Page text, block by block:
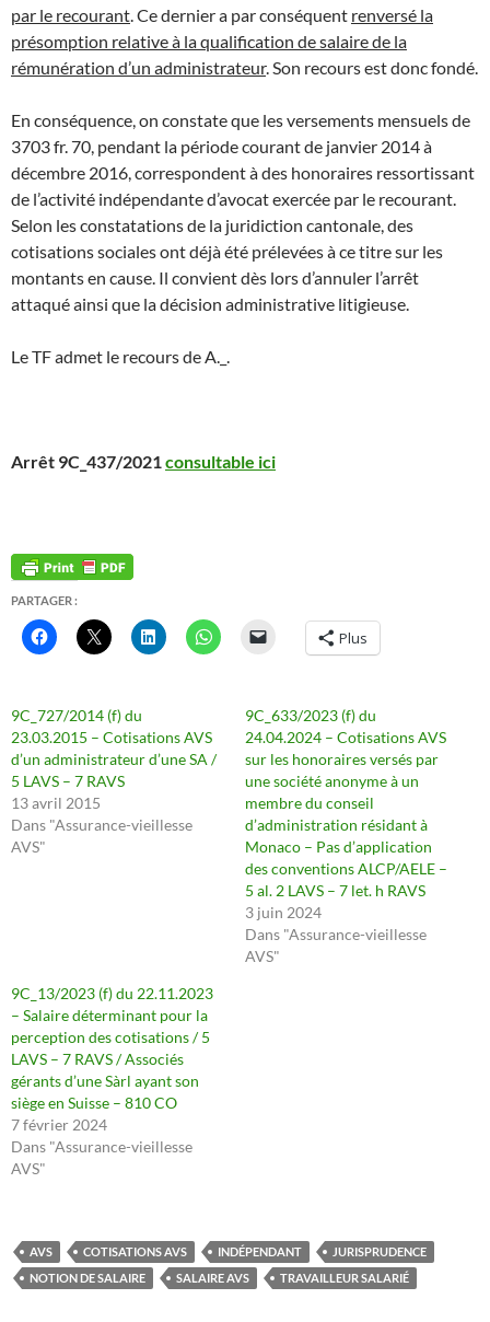
par le recourant . Ce dernier a par conséquent renversé la
présomption relative à la qualification de salaire de la
rémunération d’un administrateur. Son recours est donc fondé.
En conséquence, on constate que les versements mensuels de
3703 fr. 70, pendant la période courant de janvier 2014 à
décembre 2016, correspondent à des honoraires ressortissant
de l’activité indépendante d’avocat exercée par le recourant.
Selon les constatations de la juridiction cantonale, des
cotisations sociales ont déjà été prélevées à ce titre sur les
montants en cause. Il convient dès lors d’annuler l’arrêt
attaqué ainsi que la décision administrative litigieuse.
Le TF admet le recours de A._.
Arrêt 9C_437/2021 consultable ici
PARTAGER :
Plus
9C_727/2014 (f) du
23.03.2015 – Cotisations AVS
d’un administrateur d’une SA /
5 LAVS – 7 RAVS
13 avril 2015
Dans "Assurance-vieillesse
AVS"
9C_633/2023 (f) du
24.04.2024 – Cotisations AVS
sur les honoraires versés par
une société anonyme à un
membre du conseil
d’administration résidant à
Monaco – Pas d’application
des conventions ALCP/AELE –
5 al. 2 LAVS – 7 let. h RAVS
3 juin 2024
Dans "Assurance-vieillesse
AVS"
9C_13/2023 (f) du 22.11.2023
– Salaire déterminant pour la
perception des cotisations / 5
LAVS – 7 RAVS / Associés
gérants d’une Sàrl ayant son
siège en Suisse – 810 CO
7 février 2024
Dans "Assurance-vieillesse
AVS"
AVS COTISATIONS AVS INDÉPENDANT
JURISPRUDENCE
NOTION DE SALAIRE
SALAIRE AVS TRAVAILLEUR SALARIÉ